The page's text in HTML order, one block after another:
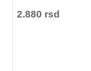
2.880 rsd